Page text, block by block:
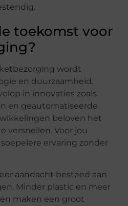
toekomst voor
wordt
en duurzaamheid.
in innovaties zoals
en geautomatiseerde
beloven het
versnellen. Voor jou
ervaring zonder
aandacht besteed aan
Minder plastic en meer
maken een groot